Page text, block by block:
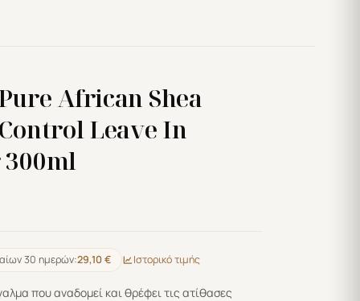
African Shea
Leave In
30 ημερών:29,10 € Ιστορικό τιμής
που αναδομεί και θρέφει τις ατίθασες